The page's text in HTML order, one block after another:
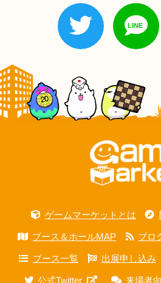
ゲームマーケットとは
ブース＆ホールMAP ブロ
ブース一覧 出展申し込み
公式Twitter 来場者